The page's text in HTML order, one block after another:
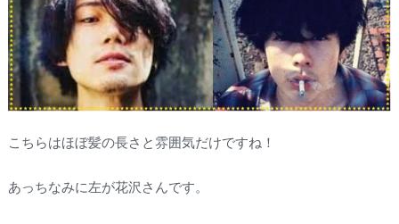
こちらはほぼ髪の長さと雰囲気だけですね！
あっちなみに左が花沢さんです。